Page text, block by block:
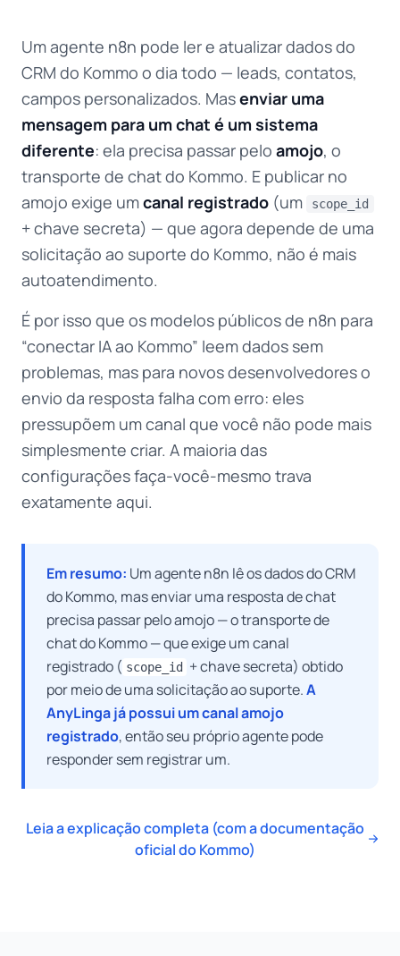
Um agente n8n pode ler e atualizar dados do
CRM do Kommo o dia todo — leads, contatos,
campos personalizados. Masenviar uma
mensagem para um chat é um sistema
diferente: ela precisa passar pelo amojo, o
transporte de chat do Kommo. E publicar no
amojo exige umcanal registrado (um scope_id
+ chave secreta) — que agora depende de uma
solicitação ao suporte do Kommo, não é mais
autoatendimento.
É por isso que os modelos públicos de n8n para
“conectar IA ao Kommo” leem dados sem
problemas, mas para novos desenvolvedores o
envio da resposta falha com erro: eles
pressupõem um canal que você não pode mais
simplesmente criar. A maioria das
configurações faça-você-mesmo trava
exatamente aqui.
Em resumo: Um agente n8n lê os dados do CRM
do Kommo, mas enviar uma resposta de chat
precisa passar pelo amojo — o transporte de
chat do Kommo — que exige um canal
registrado ( scope_id
+ chave secreta) obtido
por meio de uma solicitação ao suporte.A
AnyLinga já possui um canal amojo
registrado, então seu próprio agente pode
responder sem registrar um.
Leia a explicação completa (com a documentação
oficial do Kommo)